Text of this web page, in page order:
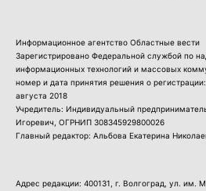
Информационное агентство Областные вести
Зарегистрировано Федеральной службой по
информационных технологий и массовых
номер и дата принятия решения о
августа 2018
Учредитель: Индивидуальный
Игоревич, ОГРНИП 308345929800026
Главный редактор: Альбова Екатерина
Адрес редакции: 400131, г. Волгоград, ул. им.